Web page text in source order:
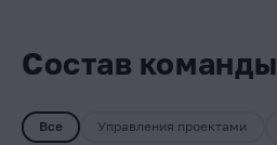
Состав команды
Все Управления проектами